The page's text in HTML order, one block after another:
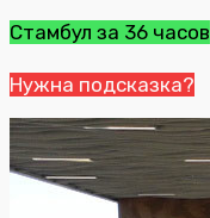
Стамбул за 36 часов
Нужна подсказка?